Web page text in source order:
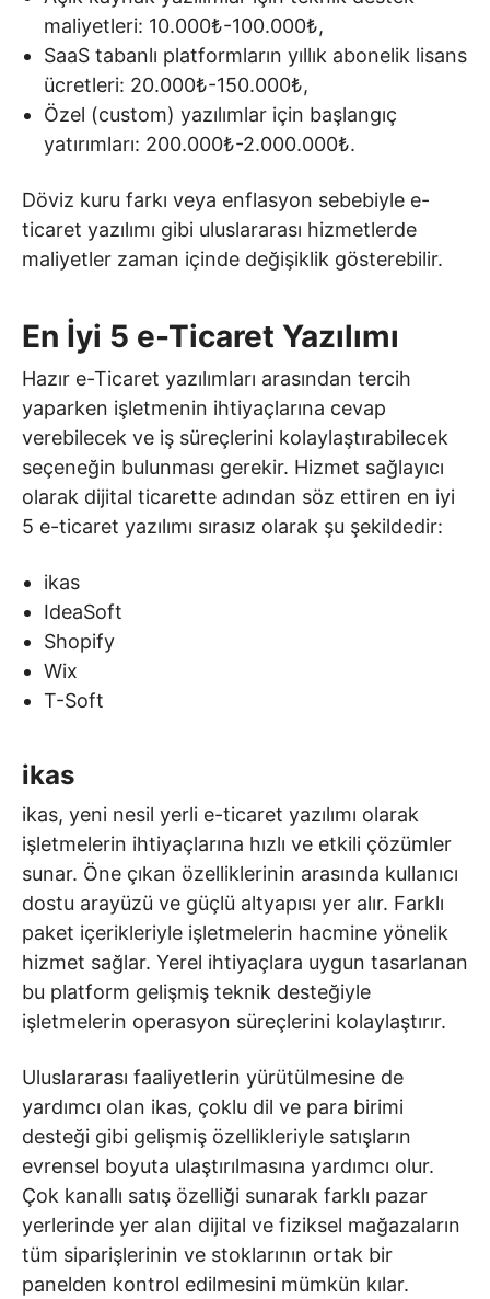
maliyetleri: 10.000₺-100.000₺,
SaaS tabanlı platformların yıllık abonelik lisans
ücretleri: 20.000₺-150.000₺,
Özel (custom) yazılımlar için başlangıç
yatırımları: 200.000₺-2.000.000₺.
Döviz kuru farkı veya enflasyon sebebiyle e-
ticaret yazılımı gibi uluslararası hizmetlerde
maliyetler zaman içinde değişiklik gösterebilir.
En İyi 5 e-Ticaret Yazılımı
Hazır e-Ticaret yazılımları arasından tercih
yaparken işletmenin ihtiyaçlarına cevap
verebilecek ve iş süreçlerini kolaylaştırabilecek
seçeneğin bulunması gerekir. Hizmet sağlayıcı
olarak dijital ticarette adından söz ettiren en iyi
5 e-ticaret yazılımı sırasız olarak şu şekildedir:
ikas
IdeaSoft
Shopify
Wix
T-Soft
ikas
ikas, yeni nesil yerli e-ticaret yazılımı olarak
işletmelerin ihtiyaçlarına hızlı ve etkili çözümler
sunar. Öne çıkan özelliklerinin arasında kullanıcı
dostu arayüzü ve güçlü altyapısı yer alır. Farklı
paket içerikleriyle işletmelerin hacmine yönelik
hizmet sağlar. Yerel ihtiyaçlara uygun tasarlanan
bu platform gelişmiş teknik desteğiyle
işletmelerin operasyon süreçlerini kolaylaştırır.
Uluslararası faaliyetlerin yürütülmesine de
yardımcı olan ikas, çoklu dil ve para birimi
desteği gibi gelişmiş özellikleriyle satışların
evrensel boyuta ulaştırılmasına yardımcı olur.
Çok kanallı satış özelliği sunarak farklı pazar
yerlerinde yer alan dijital ve fiziksel mağazaların
tüm siparişlerinin ve stoklarının ortak bir
panelden kontrol edilmesini mümkün kılar.